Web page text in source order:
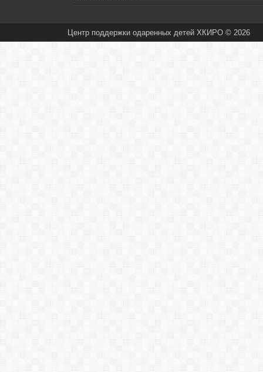
Центр поддержки одаренных детей ХКИРО © 2026